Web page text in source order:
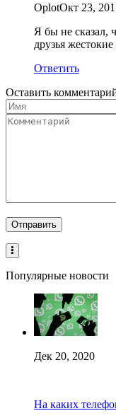
OplotОкт 23,
Я бы не сказал,
друзья
Ответить
Оставить
Популярные новости
Дек 20, 2020
На каких